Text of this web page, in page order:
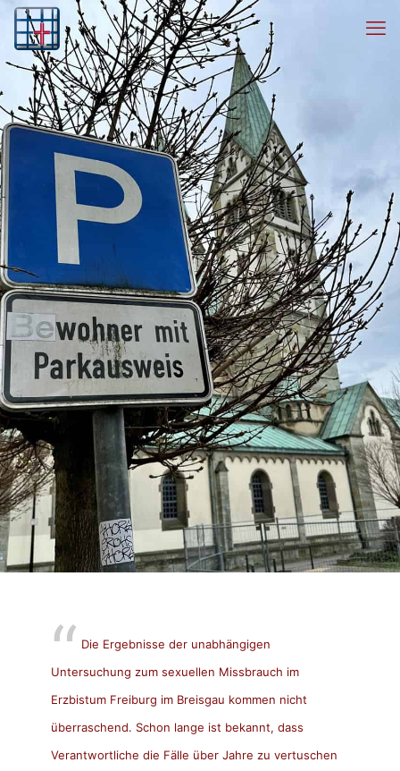
Die Ergebnisse der unabhängigen
Untersuchung zum sexuellen Missbrauch im
Erzbistum Freiburg im Breisgau kommen nicht
überraschend. Schon lange ist bekannt, dass
Verantwortliche die Fälle über Jahre zu vertuschen